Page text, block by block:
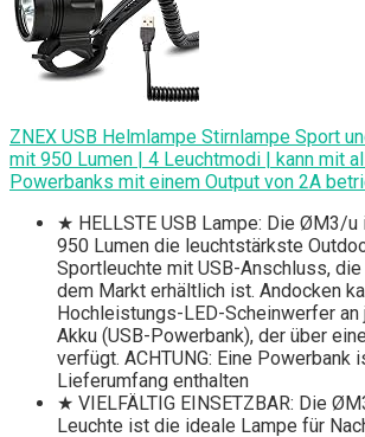
ZNEX USB Helmlampe Stirnlampe Sport
mit 950 Lumen | 4 Leuchtmodi | kann mit
Powerbanks mit einem Output von 2A
★ HELLSTE USB Lampe: Die ØM3/
950 Lumen die leuchtstärkste
Sportleuchte mit USB-Anschluss,
dem Markt erhältlich ist. Andocken
Hochleistungs-LED-Scheinwerfer
Akku (USB-Powerbank), der über
verfügt. ACHTUNG: Eine Powerbank
Lieferumfang enthalten
★ VIELFÄLTIG EINSETZBAR: Die
Leuchte ist die ideale Lampe für